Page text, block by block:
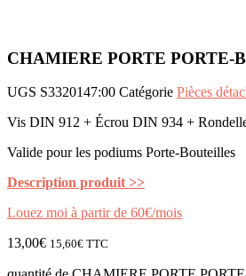
CHAMIERE PORTE PORTE-
UGS S3320147:00 Catégorie Pièces
Vis DIN 912 + Écrou DIN 934 +
Valide pour les podiums Porte-Bouteilles
Description produit >>
Louez moi à partir de 60€/mois
13,00€ 15,60€ TTC